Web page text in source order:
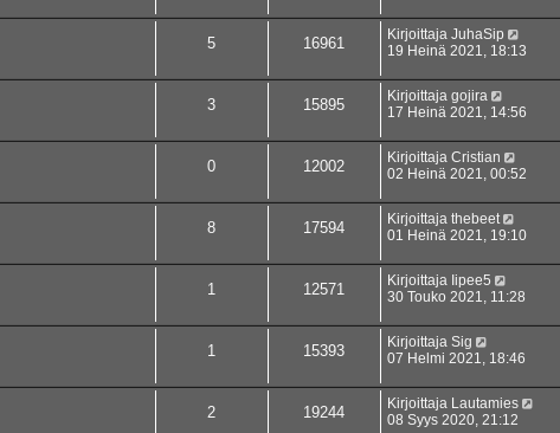
5 16961 Kirjoittaja JuhaSip
19 Heinä 2021, 18:13
3 15895 Kirjoittaja gojira
17 Heinä 2021, 14:56
0 12002 Kirjoittaja Cristian
02 Heinä 2021, 00:52
8 17594 Kirjoittaja thebeet
01 Heinä 2021, 19:10
1 12571 Kirjoittaja Iipee5
30 Touko 2021, 11:28
1 15393 Kirjoittaja Sig
07 Helmi 2021, 18:46
2 19244 Kirjoittaja Lautamies
08 Syys 2020, 21:12